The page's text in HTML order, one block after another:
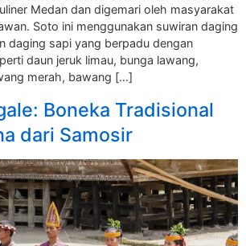
Medan dan digemari oleh masyarakat
Soto ini menggunakan suwiran daging
daging sapi yang berpadu dengan
daun jeruk limau, bunga lawang,
merah, bawang […]
Boneka Tradisional
dari Samosir